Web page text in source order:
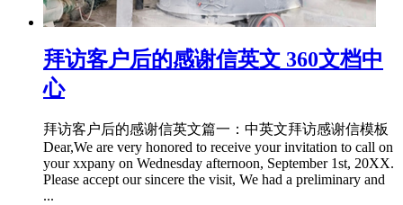
拜访客户后的感谢信英文 360文档中
心
拜访客户后的感谢信英文篇一：中英文拜访感谢信模板
Dear,We are very honored to receive your invitation to call on
your xxpany on Wednesday afternoon, September 1st, 20XX.
Please accept our sincere the visit, We had a preliminary and
...